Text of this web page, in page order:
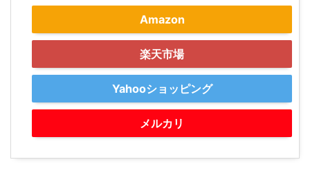
Amazon
楽天市場
Yahooショッピング
メルカリ